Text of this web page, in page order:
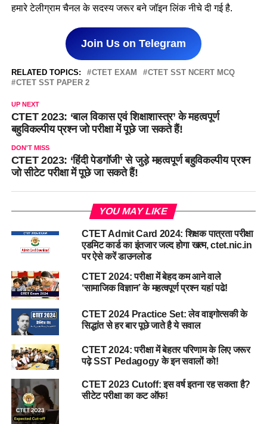
हमारे टेलीग्राम चैनल के सदस्य जरूर बने जॉइन लिंक नीचे दी गई है.
Join Us on Telegram
RELATED TOPICS: CTET EXAM
CTET SST NCERT MCQ
CTET SST PAPER 2
UP NEXT
CTET 2023: ‘बाल विकास एवं शिक्षाशास्त्र’ के महत्वपूर्ण
बहुविकल्पीय प्रश्न जो परीक्षा में पूछे जा सकते हैं!
DON'T MISS
CTET 2023: ‘हिंदी पेडगॉजी’ से जुड़े महत्वपूर्ण बहुविकल्पीय प्रश्न
जो सीटेट परीक्षा में पूछे जा सकते हैं!
YOU MAY LIKE
CTET Admit Card 2024: शिक्षक पात्रता परीक्षा
एडमिट कार्ड का इंतजार जल्द होगा खत्म, ctet.nic.in
पर ऐसे करें डाउनलोड
CTET 2024: परीक्षा में बेहद कम आने वाले
‘सामाजिक विज्ञान’ के महत्वपूर्ण प्रश्न यहां पढे!
CTET 2024 Practice Set: लेव वाइगोत्सकी के
सिद्धांत से हर बार पूछे जाते है ये सवाल
CTET 2024: परीक्षा में बेहतर परिणाम के लिए जरूर
पढ़े SST Pedagogy के इन सवालों को!
CTET 2023 Cutoff: इस वर्ष इतना रह सकता है?
सीटेट परीक्षा का कट ऑफ!